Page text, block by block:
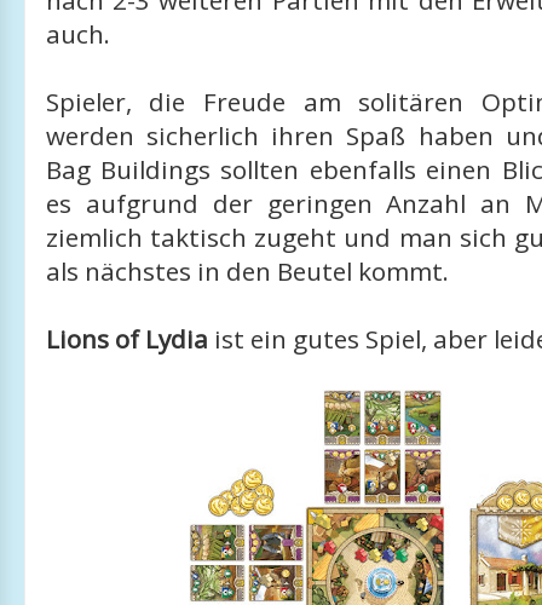
auch.
Spieler, die Freude am solitären
werden sicherlich ihren Spaß haben
Bag Buildings sollten ebenfalls einen
es aufgrund der geringen Anzahl an
ziemlich taktisch zugeht und man sich
als nächstes in den Beutel kommt.
Lions of Lydia ist ein gutes Spiel, aber